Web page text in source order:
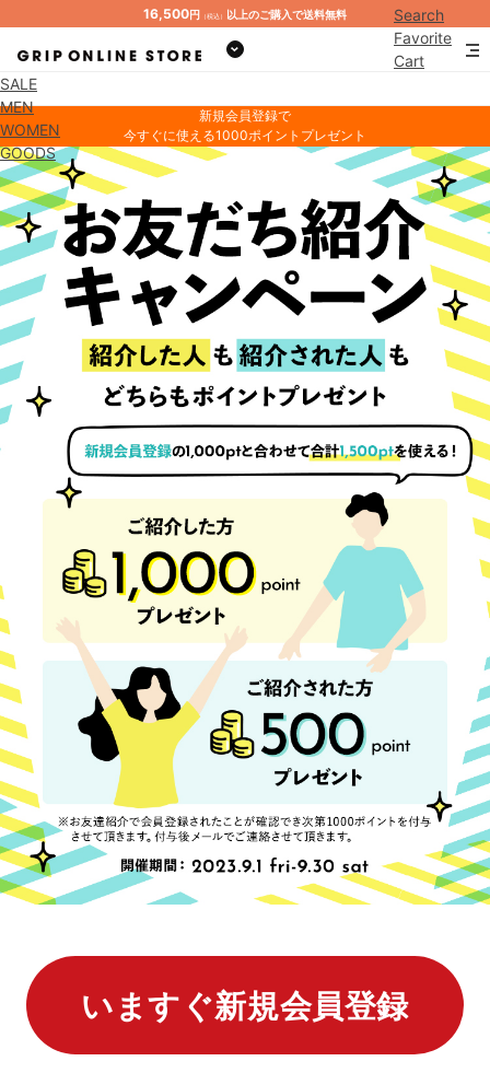
16,500円 （税込） 以上のご購入で送料無料
Search
Favorite
Cart
SALE
MEN
WOMEN
GOODS
新規会員登録で
今すぐに使える1000ポイントプレゼント
いますぐ新規会員登録